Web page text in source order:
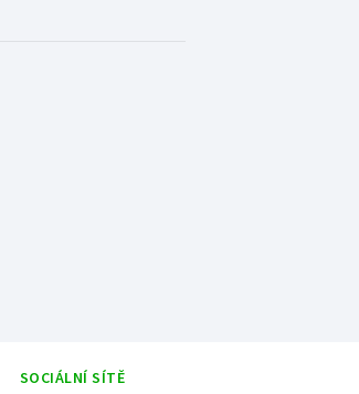
SOCIÁLNÍ SÍTĚ